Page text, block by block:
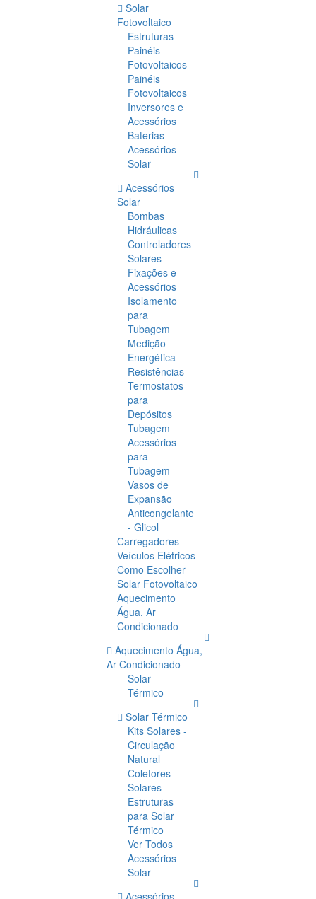
Solar
Fotovoltaico
Estruturas
Painéis
Fotovoltaicos
Painéis
Fotovoltaicos
Inversores e
Acessórios
Baterias
Acessórios
Solar
Acessórios
Solar
Bombas
Hidráulicas
Controladores
Solares
Fixações e
Acessórios
Isolamento
para
Tubagem
Medição
Energética
Resistências
Termostatos
para
Depósitos
Tubagem
Acessórios
para
Tubagem
Vasos de
Expansão
Anticongelante
- Glicol
Carregadores
Veículos Elétricos
Como Escolher
Solar Fotovoltaico
Aquecimento
Água, Ar
Condicionado
Aquecimento Água,
Ar Condicionado
Solar
Térmico
Solar Térmico
Kits Solares -
Circulação
Natural
Coletores
Solares
Estruturas
para Solar
Térmico
Ver Todos
Acessórios
Solar
Acessórios